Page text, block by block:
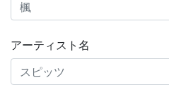
アーティスト名